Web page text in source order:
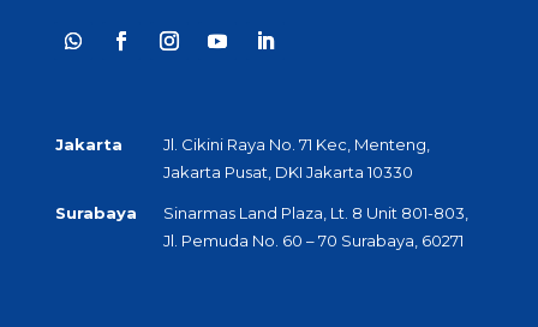
Jakarta
Jl. Cikini Raya No. 71 Kec, Menteng,
Jakarta Pusat, DKI Jakarta 10330
Surabaya
Sinarmas Land Plaza, Lt. 8 Unit 801-803,
Jl. Pemuda No. 60 – 70 Surabaya, 60271